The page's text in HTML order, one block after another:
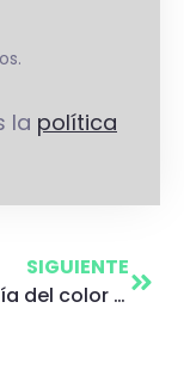
la política
SIGUIENTE
Psicología del color violeta